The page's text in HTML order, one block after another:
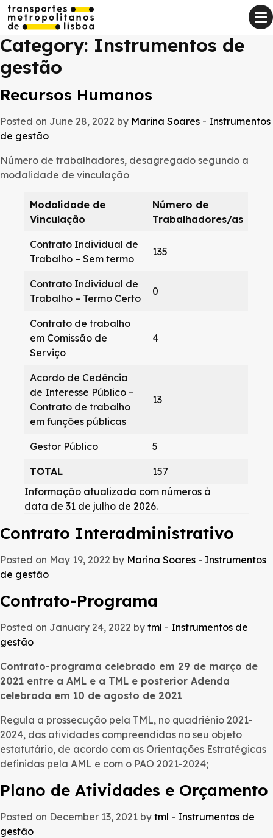
Category: Instrumentos de
gestão
Recursos Humanos
Posted on June 28, 2022 by Marina Soares - Instrumentos
de gestão
Número de trabalhadores, desagregado segundo a
modalidade de vinculação
Modalidade de
Vinculação
Número de
Trabalhadores/as
Contrato Individual de
Trabalho – Sem termo
135
Contrato Individual de
Trabalho – Termo Certo
0
Contrato de trabalho
em Comissão de
Serviço
4
Acordo de Cedência
de Interesse Público –
Contrato de trabalho
em funções públicas
13
Gestor Público 5
TOTAL
157
Informação atualizada com números à
data de 31 de julho de 2026.
Contrato Interadministrativo
Posted on May 19, 2022 by Marina Soares - Instrumentos
de gestão
Contrato-Programa
Posted on January 24, 2022 by tml - Instrumentos de
gestão
Contrato-programa celebrado em 29 de março de
2021 entre a AML e a TML e posterior Adenda
celebrada em 10 de agosto de 2021
Regula a prossecução pela TML, no quadriénio 2021-
2024, das atividades compreendidas no seu objeto
estatutário, de acordo com as Orientações Estratégicas
definidas pela AML e com o PAO 2021-2024;
Plano de Atividades e Orçamento
Posted on December 13, 2021 by tml - Instrumentos de
gestão